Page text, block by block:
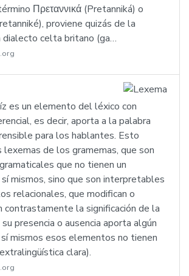
Πρεταννικά (Pretanniká) o
proviene quizás de la
dialecto celta britano (ga…
es un elemento del léxico con
es decir, aporta a la palabra
para los hablantes. Esto
lexemas de los gramemas, que son
que no tienen un
mismos, sino que son interpretables
relacionales, que modifican o
contrastamente la significación de la
presencia o ausencia aporta algún
mismos esos elementos no tienen
clara).